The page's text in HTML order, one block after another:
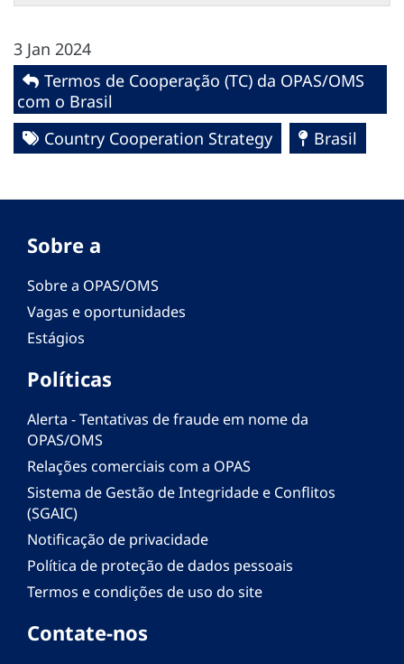
3 Jan 2024
Termos de Cooperação (TC) da OPAS/OMS
com o Brasil
Country Cooperation Strategy
Brasil
Sobre a
Sobre a OPAS/OMS
Vagas e oportunidades
Estágios
Políticas
Alerta - Tentativas de fraude em nome da
OPAS/OMS
Relações comerciais com a OPAS
Sistema de Gestão de Integridade e Conflitos
(SGAIC)
Notificação de privacidade
Política de proteção de dados pessoais
Termos e condições de uso do site
Contate-nos